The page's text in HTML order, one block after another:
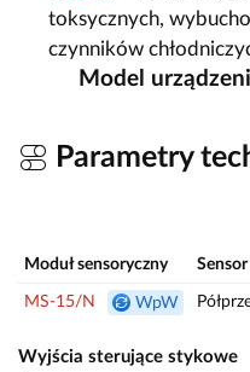
toksycznych,
czynników
Model
Parametry
Moduł sensoryczny Sensor
MS-15/N WpW
Wyjścia sterujące stykowe